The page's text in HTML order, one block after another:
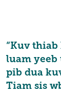
“Kuv
luam yeeb
pib dua
Tiam sis